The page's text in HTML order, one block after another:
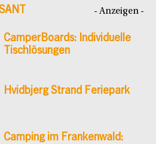
- Anzeigen -
CamperBoards: Individuelle
Tischlösungen
Hvidbjerg Strand Feriepark
Camping im Frankenwald: